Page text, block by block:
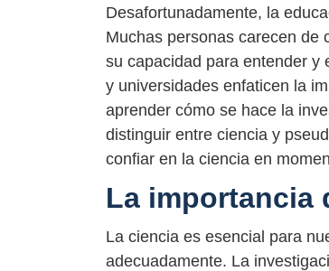
Desafortunadamente, la
Muchas personas carecen de
su capacidad para entender y
y universidades enfaticen la
aprender cómo se hace la
distinguir entre ciencia y
confiar en la ciencia en
La importancia
La ciencia es esencial para
adecuadamente. La